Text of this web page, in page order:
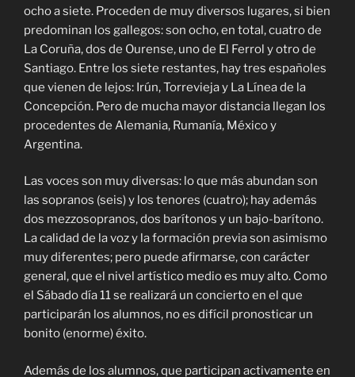
ocho a siete. Proceden de muy diversos lugares, si bien
predominan los gallegos: son ocho, en total, cuatro de
La Coruña, dos de Ourense, uno de El Ferrol y otro de
Santiago. Entre los siete restantes, hay tres españoles
que vienen de lejos: Irún, Torrevieja y La Línea de la
Concepción. Pero de mucha mayor distancia llegan los
procedentes de Alemania, Rumanía, México y
Argentina.
Las voces son muy diversas: lo que más abundan son
las sopranos (seis) y los tenores (cuatro); hay además
dos mezzosopranos, dos barítonos y un bajo-barítono.
La calidad de la voz y la formación previa son asimismo
muy diferentes; pero puede afirmarse, con carácter
general, que el nivel artístico medio es muy alto. Como
el Sábado día 11 se realizará un concierto en el que
participarán los alumnos, no es difícil pronosticar un
bonito (enorme) éxito.
Además de los alumnos, que participan activamente en